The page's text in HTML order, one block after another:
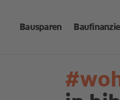
Bausparen